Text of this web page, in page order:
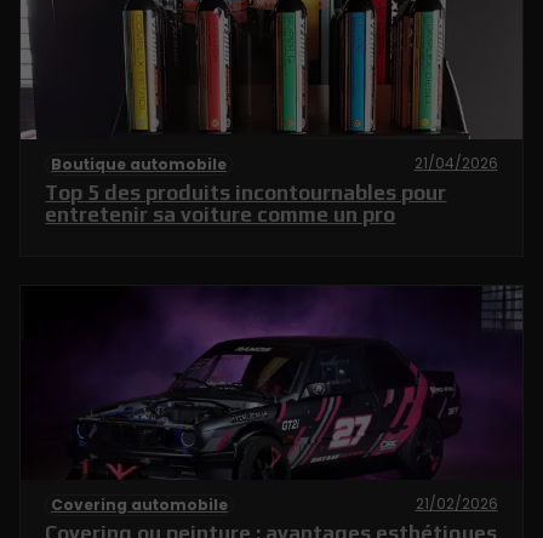
Boutique automobile 21/04/2026
Top 5 des produits incontournables pour
entretenir sa voiture comme un pro
Covering automobile 21/02/2026